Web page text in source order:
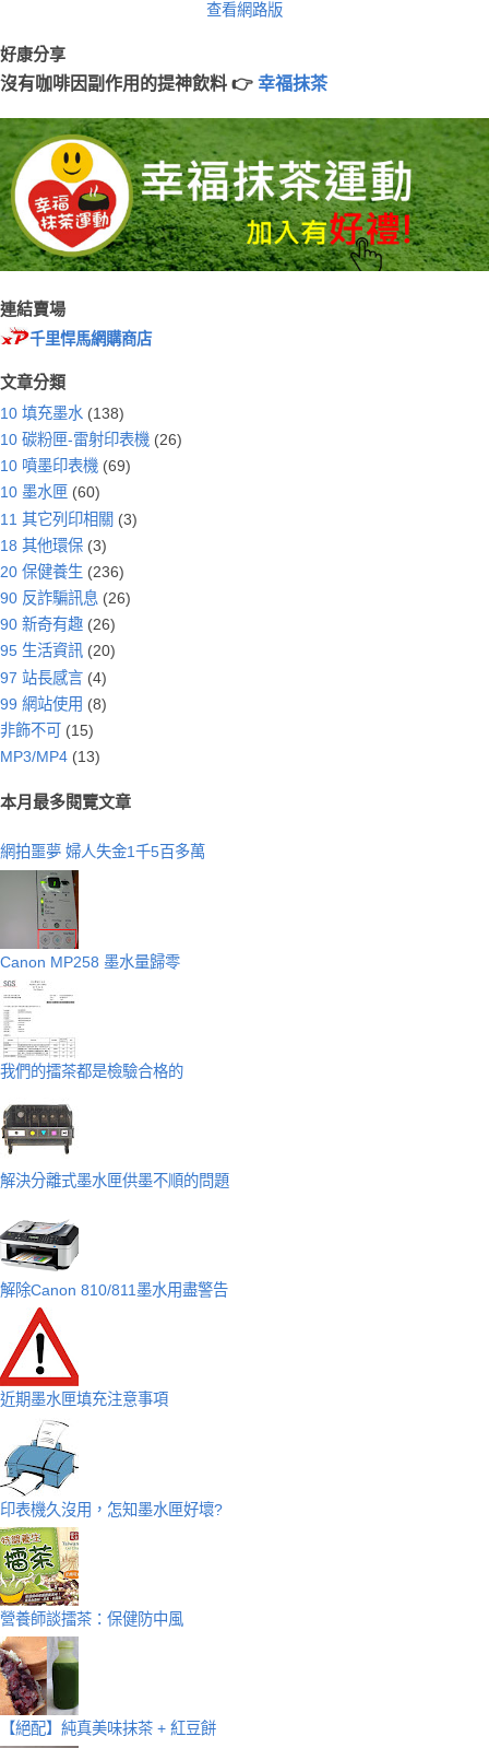
查看網路版
好康分享
沒有咖啡因副作用的提神飲料 👉 幸福抹茶
連結賣場
千里悍馬網購商店
文章分類
10 填充墨水 (138)
10 碳粉匣-雷射印表機 (26)
10 噴墨印表機 (69)
10 墨水匣 (60)
11 其它列印相關 (3)
18 其他環保 (3)
20 保健養生 (236)
90 反詐騙訊息 (26)
90 新奇有趣 (26)
95 生活資訊 (20)
97 站長感言 (4)
99 網站使用 (8)
非飾不可
(15)
MP3/MP4 (13)
本月最多閱覽文章
網拍噩夢 婦人失金1千5百多萬
Canon MP258 墨水量歸零
我們的擂茶都是檢驗合格的
解決分離式墨水匣供墨不順的問題
解除Canon 810/811墨水用盡警告
近期墨水匣填充注意事項
印表機久沒用，怎知墨水匣好壞?
營養師談擂茶：保健防中風
【絕配】純真美味抹茶 + 紅豆餅